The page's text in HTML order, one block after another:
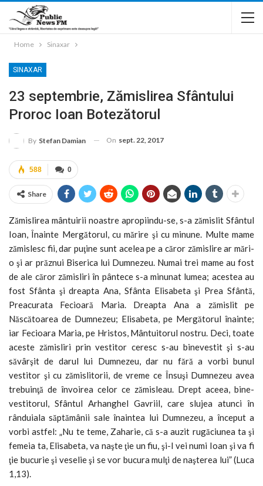
Home Sinaxar
SINAXAR
23 septembrie, Zămislirea Sfântului
Proroc Ioan Botezătorul
By Stefan Damian On sept. 22, 2017
0
588
Share
Zămislirea mântuirii noastre apropiindu-se, s-a zămislit Sfântul
Ioan, Înainte Mergătorul, cu mărire şi cu minune. Multe mame
zămislesc fii, dar puţine sunt acelea pe a căror zămislire ar mări-
o şi ar prăznui Biserica lui Dumnezeu. Numai trei mame au fost
de ale căror zămisliri în pântece s-a minunat lumea; acestea au
fost Sfânta şi dreapta Ana, Sfânta Elisabeta şi Prea Sfântă,
Preacurata Fecioară Maria. Dreapta Ana a zămislit pe
Născătoarea de Dumnezeu; Elisabeta, pe Mergătorul înainte;
iar Fecioara Maria, pe Hristos, Mântuitorul nostru. Deci, toate
aceste zămisliri prin vestitor ceresc s-au binevestit şi s-au
săvârşit de darul lui Dumnezeu, dar nu fără a vorbi bunul
vestitor şi cu zămislitorii, de vreme ce Însuşi Dumnezeu avea
trebuinţă de învoirea celor ce zămisleau. Drept aceea, bine-
vestitorul, Sfântul Arhanghel Gavriil, care slujea atunci în
rânduiala săptămânii sale înaintea lui Dumnezeu, a început a
vorbi astfel: „Nu te teme, Zaharie, că s-a auzit rugăciunea ta şi
femeia ta, Elisabeta, va naşte ţie un fiu, şi-l vei numi Ioan şi va fi
ţie bucurie şi veselie şi se vor bucura mulţi de naşterea lui” (Luca
1,13).